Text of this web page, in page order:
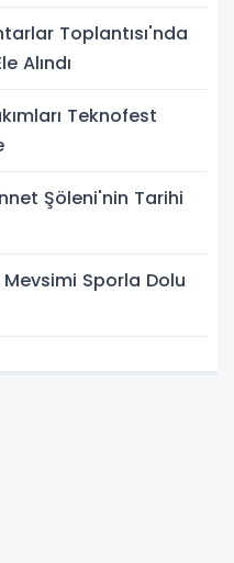
Toplantısı'nda
Alındı
Teknofest
Şöleni'nin Tarihi
Sporla Dolu